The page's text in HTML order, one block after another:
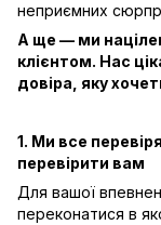
неприємних
А ще — ми
клієнтом. Нас
довіра, яку
1. Ми все
перевірити вам
Для вашої
переконатися в